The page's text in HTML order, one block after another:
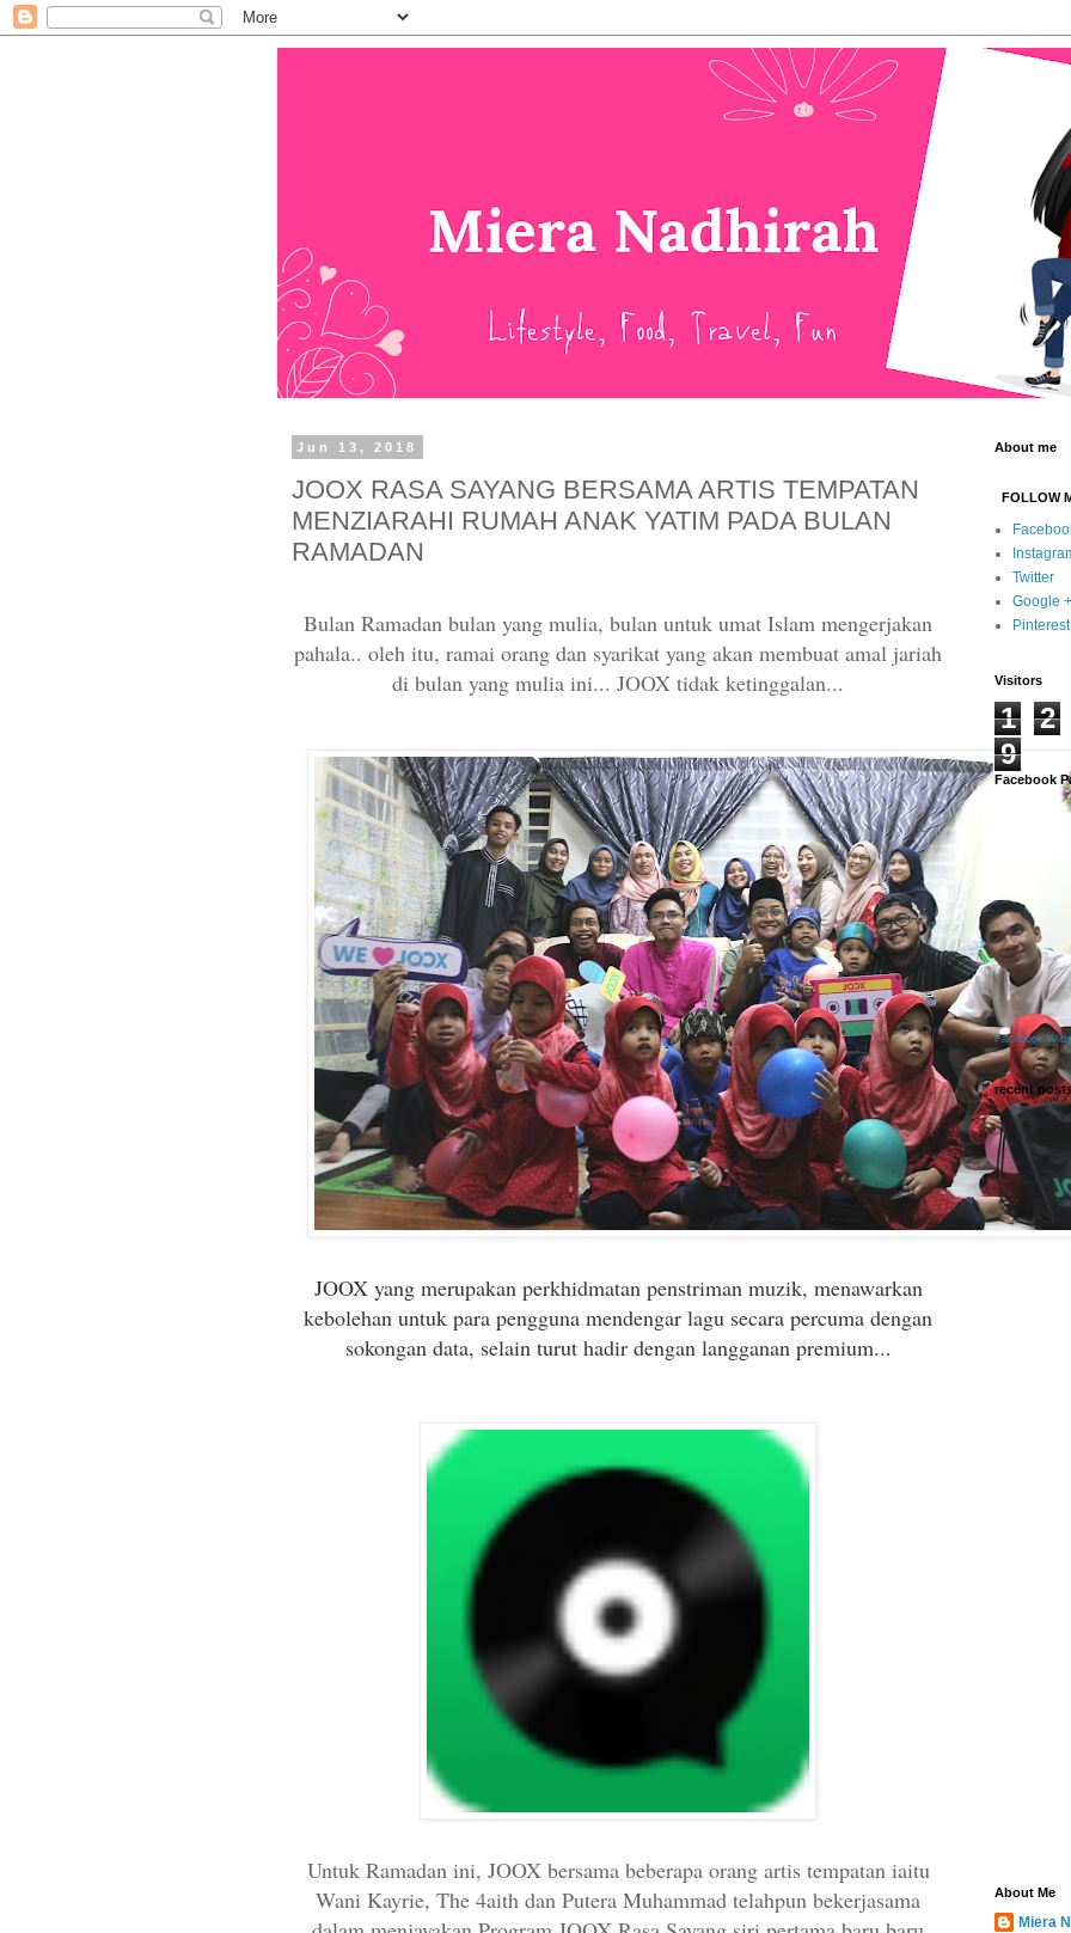
Jun 13, 2018
JOOX RASA SAYANG BERSAMA ARTIS TEMPATAN
MENZIARAHI RUMAH ANAK YATIM PADA BULAN
RAMADAN
Bulan Ramadan bulan yang mulia, bulan untuk umat Islam mengerjakan
pahala.. oleh itu, ramai orang dan syarikat yang akan membuat amal jariah
di bulan yang mulia ini... JOOX tidak ketinggalan...
JOOX yang merupakan perkhidmatan penstriman muzik, menawarkan
kebolehan untuk para pengguna mendengar lagu secara percuma dengan
sokongan data, selain turut hadir dengan langganan premium...
Untuk Ramadan ini, JOOX bersama beberapa orang artis tempatan iaitu
Wani Kayrie, The 4aith dan Putera Muhammad telahpun bekerjasama
About me
FOLLOW
Twitter
Google +
Pinterest
Visitors
1
2
9
Facebook
Facebook
recent
About Me
Miera